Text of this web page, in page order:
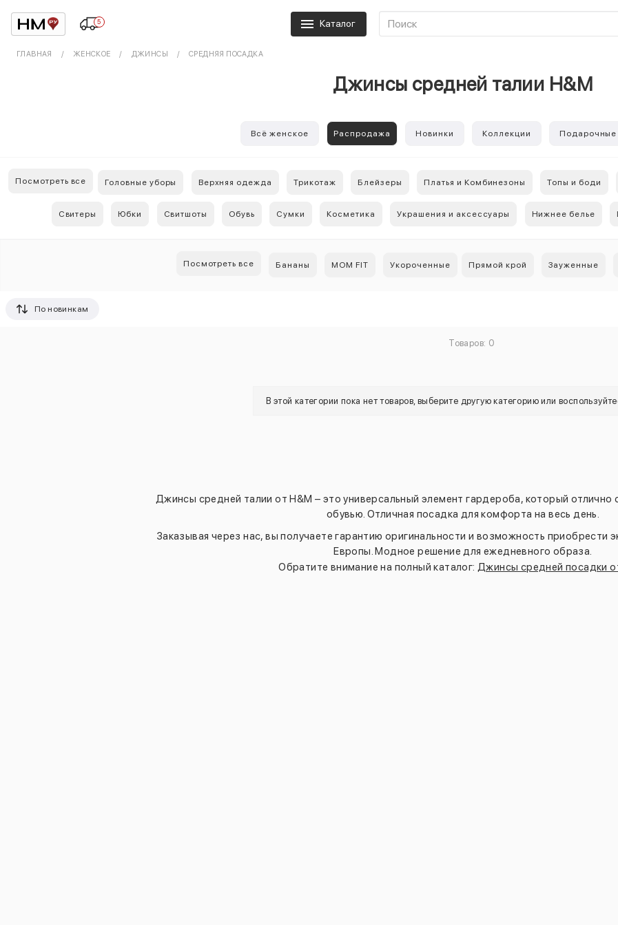
5 Каталог
ГЛАВНАЯ ЖЕНСКОЕ ДЖИНСЫ СРЕДНЯЯ ПОСАДКА
Джинсы средней талии H&M
Всё женское Распродажа Новинки Коллекции Подарочные
Посмотреть все Головные уборы Верхняя одежда Трикотаж Блейзеры Платья и Комбинезоны Топы и боди
Свитеры Юбки Свитшоты Обувь Сумки Косметика Украшения и аксессуары Нижнее белье
Посмотреть все Бананы MOM FIT Укороченные Прямой крой Зауженные
По новинкам
Товаров: 0
В этой категории пока нет товаров, выберите другую категорию или
Джинсы средней талии от H&M – это универсальный элемент гардероба, который
обувью. Отличная посадка для комфорта на весь день.
Заказывая через нас, вы получаете гарантию оригинальности и возможность приобрести
Европы. Модное решение для ежедневного образа.
Обратите внимание на полный каталог:Джинсы средней посадки